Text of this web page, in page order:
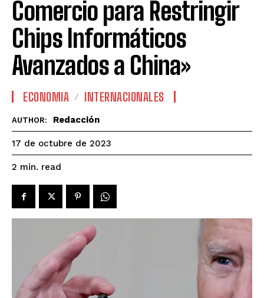
Comercio para Restringir
Chips Informáticos
Avanzados a China»
ECONOMIA INTERNACIONALES
AUTHOR: Redacción
17 de octubre de 2023
2 min. read